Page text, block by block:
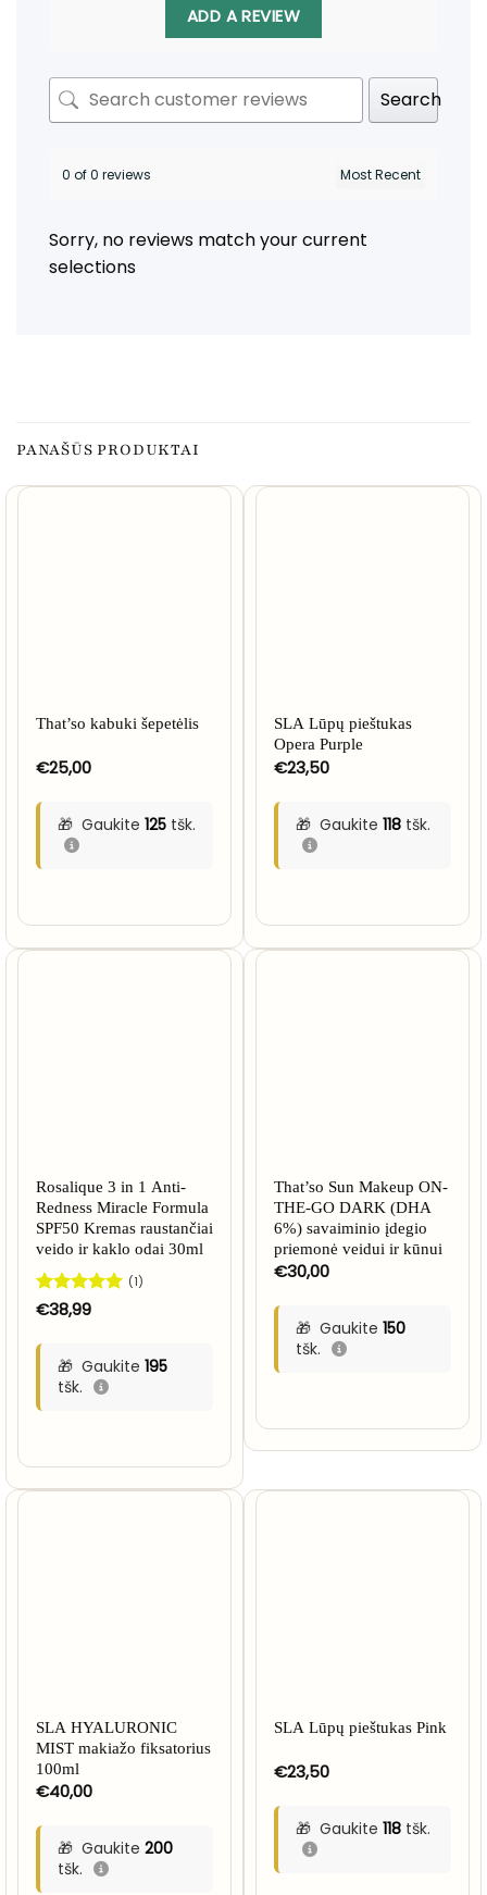
ADD A REVIEW
Search
0 of 0 reviews
Sorry, no reviews match your current
selections
PANAŠŪS PRODUKTAI
That’so kabuki šepetėlis
€25,00
Gaukite 125tšk.
SLA Lūpų pieštukas
Opera Purple
€23,50
Gaukite 118tšk.
Rosalique 3 in 1 Anti-
Redness Miracle Formula
SPF50 Kremas raustančiai
veido ir kaklo odai 30ml
Įvertinimas:
(1)
€38,99
Gaukite 195
tšk.
That’so Sun Makeup ON-
THE-GO DARK (DHA
6%) savaiminio įdegio
priemonė veidui ir kūnui
€30,00
Gaukite 150
tšk.
SLA HYALURONIC
MIST makiažo fiksatorius
100ml
€40,00
Gaukite 200
tšk.
SLA Lūpų pieštukas Pink
€23,50
Gaukite 118tšk.